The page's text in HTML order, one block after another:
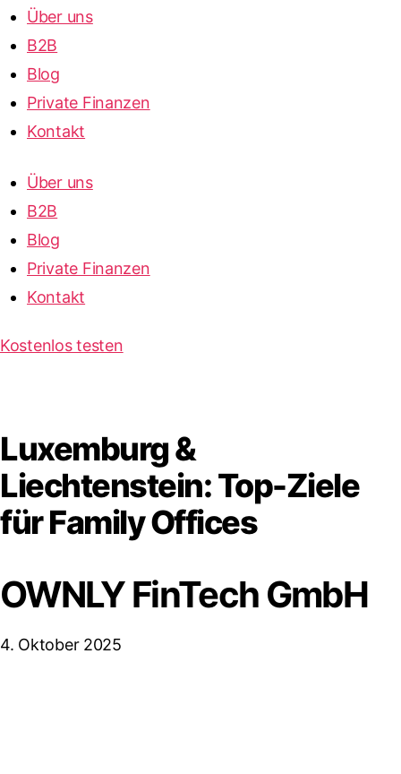
Über uns
B2B
Blog
Private Finanzen
Kontakt
Über uns
B2B
Blog
Private Finanzen
Kontakt
Kostenlos testen
Luxemburg &
Liechtenstein: Top-Ziele
für Family Offices
OWNLY FinTech GmbH
4. Oktober 2025